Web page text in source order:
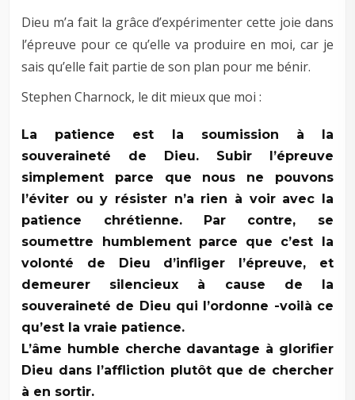
Dieu m’a fait la grâce d’expérimenter cette joie dans
l’épreuve pour ce qu’elle va produire en moi, car je
sais qu’elle fait partie de son plan pour me bénir.
Stephen Charnock, le dit mieux que moi :
La patience est la soumission à la
souveraineté de Dieu. Subir l’épreuve
simplement parce que nous ne pouvons
l’éviter ou y résister n’a rien à voir avec la
patience chrétienne. Par contre, se
soumettre humblement parce que c’est la
volonté de Dieu d’infliger l’épreuve, et
demeurer silencieux à cause de la
souveraineté de Dieu qui l’ordonne -voilà ce
qu’est la vraie patience.
L’âme humble cherche davantage à glorifier
Dieu dans l’affliction plutôt que de chercher
à en sortir.